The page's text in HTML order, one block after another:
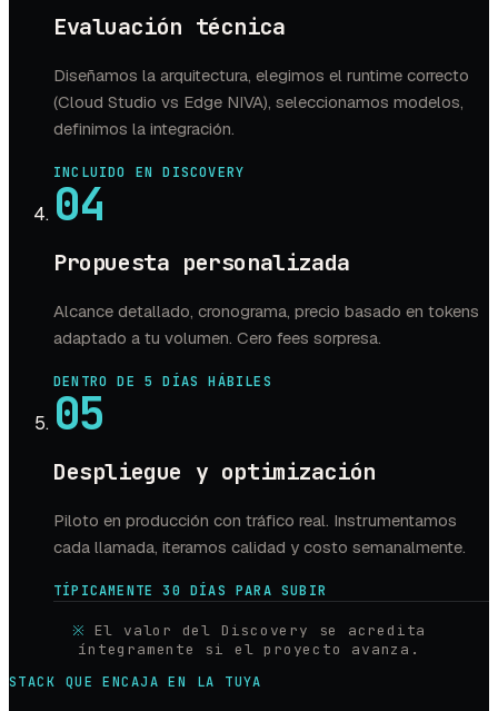
Evaluación técnica
Diseñamos la arquitectura, elegimos el runtime correcto
(Cloud Studio vs Edge NIVA), seleccionamos modelos,
definimos la integración.
INCLUIDO EN DISCOVERY
04
Propuesta personalizada
Alcance detallado, cronograma, precio basado en tokens
adaptado a tu volumen. Cero fees sorpresa.
DENTRO DE 5 DÍAS HÁBILES
05
Despliegue y optimización
Piloto en producción con tráfico real. Instrumentamos
cada llamada, iteramos calidad y costo semanalmente.
TÍPICAMENTE 30 DÍAS PARA SUBIR
※
El valor del Discovery se acredita
íntegramente si el proyecto avanza.
STACK QUE ENCAJA EN LA TUYA